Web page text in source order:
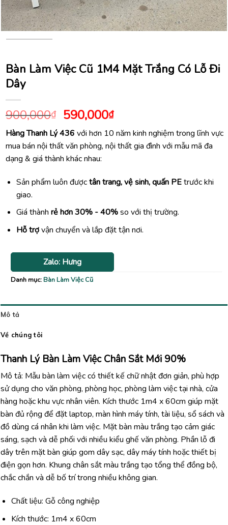
Bàn Làm Việc Cũ 1M4 Mặt Trắng Có Lỗ Đi
Dây
900,000₫ Giá
gốc
là:
900,000₫.
590,000₫Giá
hiện
tại
là:
Hàng Thanh Lý 436 với hơn 10 năm kinh nghiệm trong lĩnh vực
mua bán nội thất văn phòng, nội thất gia đình với mẫu mã đa
dạng & giá thành khác nhau:
Sản phẩm luôn đượctân trang, vệ sinh, quấn PEtrước khi
giao.
Giá thành rẻ hơn 30% - 40%so với thị trường.
Hỗ trợvận chuyển và lắp đặt tận nơi.
Zalo: Hưng
Danh mục:Bàn Làm Việc Cũ
Mô tả
Về chúng tôi
Thanh Lý Bàn Làm Việc Chân Sắt Mới 90%
Mô tả: Mẫu bàn làm việc có thiết kế chữ nhật đơn giản, phù hợp
sử dụng cho văn phòng, phòng học, phòng làm việc tại nhà, cửa
hàng hoặc khu vực nhân viên. Kích thước 1m4 x 60cm giúp mặt
bàn đủ rộng để đặt laptop, màn hình máy tính, tài liệu, sổ sách và
đồ dùng cá nhân khi làm việc. Mặt bàn màu trắng tạo cảm giác
sáng, sạch và dễ phối với nhiều kiểu ghế văn phòng. Phần lỗ đi
dây trên mặt bàn giúp gom dây sạc, dây máy tính hoặc thiết bị
điện gọn hơn. Khung chân sắt màu trắng tạo tổng thể đồng bộ,
chắc chắn và dễ bố trí trong nhiều không gian.
Chất liệu: Gỗ công nghiệp
Kích thước: 1m4 x 60cm